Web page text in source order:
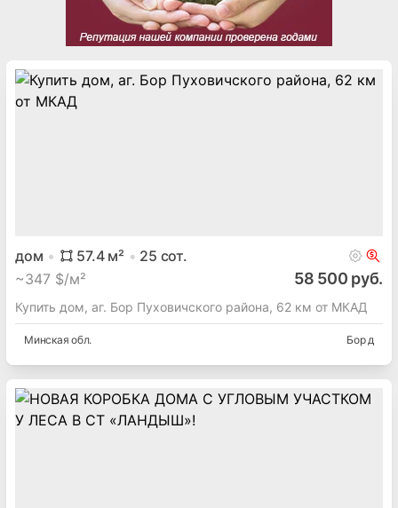
дом 57.4м² 25 сот.
~347 $/м² 58 500 руб.
Купить дом, аг. Бор Пуховичского района, 62 км от МКАД
Минская обл. Бор д